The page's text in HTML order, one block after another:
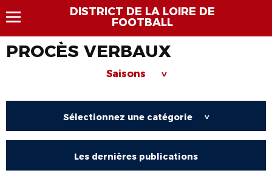
DISTRICT DE LA LOIRE DE
FOOTBALL
PROCÈS VERBAUX
Saisons >
Sélectionnez une catégorie >
Les dernières publications